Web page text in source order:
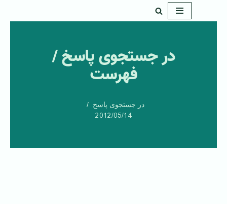
در جستجوی پاسخ /
فهرست
در جستجوی پاسخ
2012/05/14